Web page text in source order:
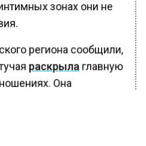
зонах они не
региона сообщили,
раскрыла главную
Она